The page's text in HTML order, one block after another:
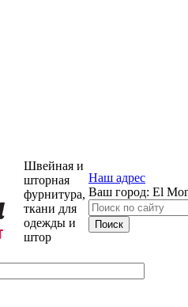
Швейная и
шторная
фурнитура,
ткани для
одежды и
штор
Наш адрес
Ваш город: El